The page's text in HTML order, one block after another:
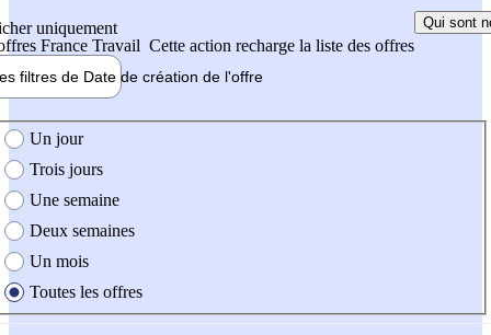
uniquement
France Travail Cette action recharge la liste des offres
Qui sont
filtres de Date de création de l'offre
création de l'offre
Un jour
Trois jours
Une semaine
Deux semaines
Un mois
Toutes les offres